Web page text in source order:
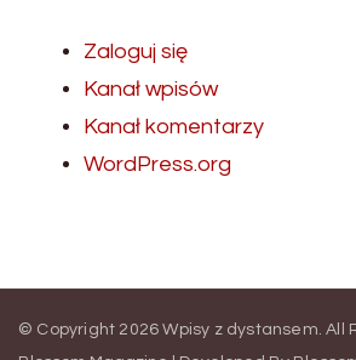
Zaloguj się
Kanał wpisów
Kanał komentarzy
WordPress.org
© Copyright 2026Wpisy z dystansem. All